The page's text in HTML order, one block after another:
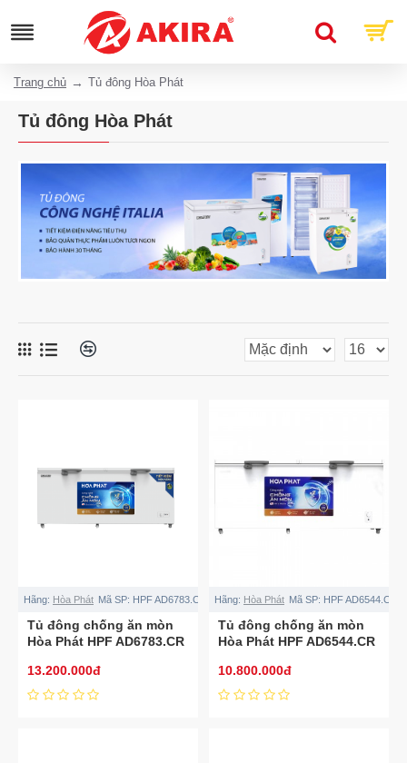
Trang chủ Tủ đông Hòa Phát
Tủ đông Hòa Phát
Hãng: Hòa Phát Mã SP: HPF AD6783.CR
Tủ đông chống ăn mòn
Hòa Phát HPF AD6783.CR
13.200.000đ
Hãng: Hòa Phát Mã SP: HPF AD6544.CR
Tủ đông chống ăn mòn
Hòa Phát HPF AD6544.CR
10.800.000đ